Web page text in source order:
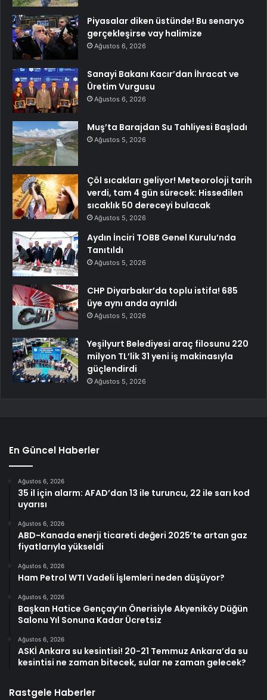
Piyasalar diken üstünde! Bu senaryo
gerçekleşirse vay halimize
Ağustos 6, 2026
Sanayi Bakanı Kacır’dan İhracat ve
Üretim Vurgusu
Ağustos 6, 2026
Muş’ta Barajdan Su Tahliyesi Başladı
Ağustos 5, 2026
Çöl sıcakları geliyor! Meteoroloji tarih
verdi, tam 4 gün sürecek: Hissedilen
sıcaklık 50 dereceyi bulacak
Ağustos 5, 2026
Aydın İnciri TOBB Genel Kurulu’nda
Tanıtıldı
Ağustos 5, 2026
CHP Diyarbakır’da toplu istifa! 685
üye aynı anda ayrıldı
Ağustos 5, 2026
Yeşilyurt Belediyesi araç filosunu 220
milyon TL’lik 31 yeni iş makinasıyla
güçlendirdi
Ağustos 5, 2026
En Güncel Haberler
Ağustos 6, 2026
35 il için alarm: AFAD’dan 13 ile turuncu, 22 ile sarı kod
uyarısı
Ağustos 6, 2026
ABD-Kanada enerji ticareti değeri 2025’te artan gaz
fiyatlarıyla yükseldi
Ağustos 6, 2026
Ham Petrol WTI Vadeli İşlemleri neden düşüyor?
Ağustos 6, 2026
Başkan Hatice Gençay’ın Önerisiyle Akyeniköy Düğün
Salonu Yıl Sonuna Kadar Ücretsiz
Ağustos 6, 2026
ASKİ Ankara su kesintisi! 20-21 Temmuz Ankara’da su
kesintisi ne zaman bitecek, sular ne zaman gelecek?
Rastgele Haberler